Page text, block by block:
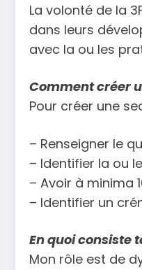
La volonté de la
dans leurs
avec la ou les
Comment créer
Pour créer une
– Renseigner le
– Identifier la ou
– Avoir à minima
– Identifier un
En quoi consiste
Mon rôle est de